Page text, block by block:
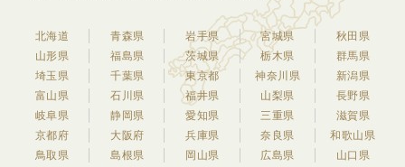
北海道 青森県 岩手県 宮城県
秋田県
山形県
福島県 茨城県 栃木県
群馬県
埼玉県
千葉県 東京都 神奈川県
新潟県
富山県
石川県 福井県 山梨県
長野県
岐阜県
静岡県 愛知県 三重県
滋賀県
京都府
大阪府 兵庫県 奈良県
和歌山県
鳥取県
島根県 岡山県 広島県
山口県